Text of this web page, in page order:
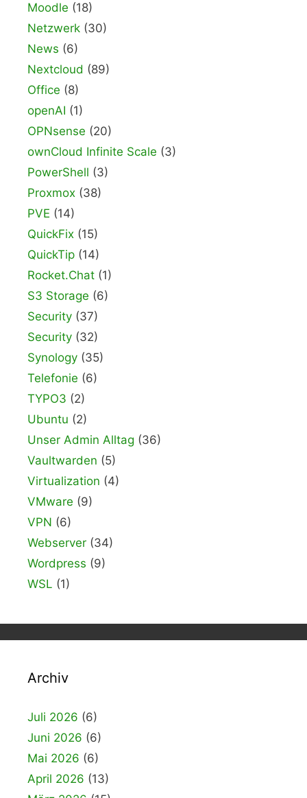
Moodle (18)
Netzwerk (30)
News (6)
Nextcloud (89)
Office (8)
openAI (1)
OPNsense (20)
ownCloud Infinite Scale (3)
PowerShell (3)
Proxmox (38)
PVE (14)
QuickFix (15)
QuickTip (14)
Rocket.Chat (1)
S3 Storage (6)
Security (37)
Security (32)
Synology (35)
Telefonie (6)
TYPO3 (2)
Ubuntu (2)
Unser Admin Alltag (36)
Vaultwarden (5)
Virtualization (4)
VMware (9)
VPN (6)
Webserver (34)
Wordpress (9)
WSL (1)
Archiv
Juli 2026 (6)
Juni 2026 (6)
Mai 2026 (6)
April 2026 (13)